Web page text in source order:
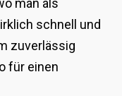
man als
schnell und
zuverlässig
für einen